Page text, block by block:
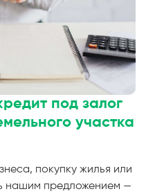
под залог
участка
покупку жилья или
нашим предложением —